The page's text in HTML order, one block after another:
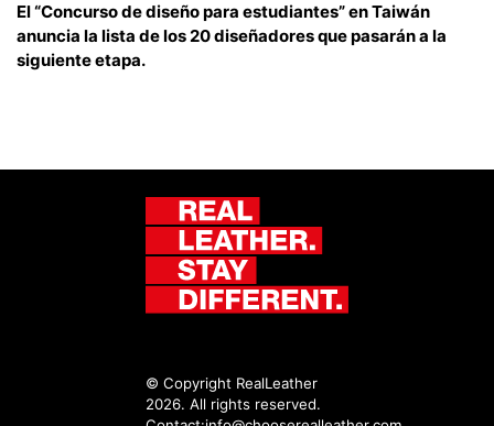
El “Concurso de diseño para estudiantes” en Taiwán
anuncia la lista de los 20 diseñadores que pasarán a la
siguiente etapa.
© Copyright RealLeather
2026. All rights reserved.